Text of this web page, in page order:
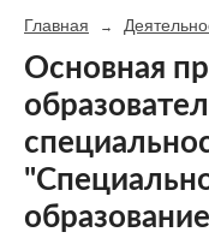
Главная →
Основная